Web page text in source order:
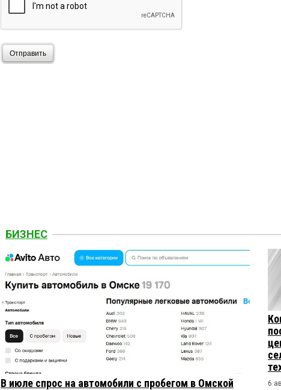
Отправить
БИЗНЕС
В июле спрос на автомобили с пробегом в Омской
6